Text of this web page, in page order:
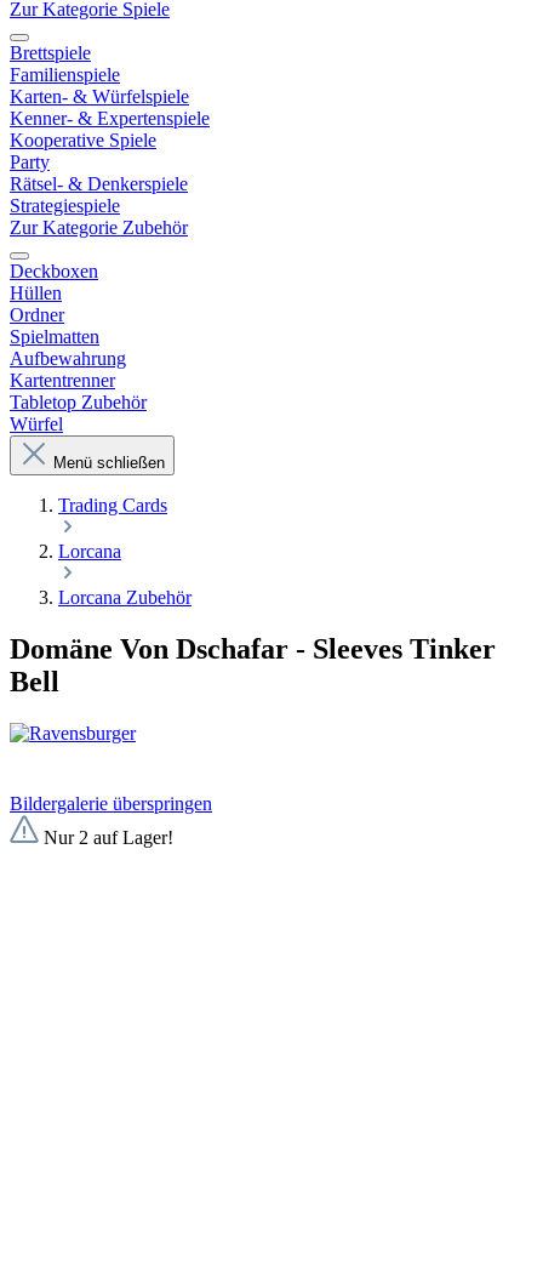
Zur Kategorie Spiele
Brettspiele
Familienspiele
Karten- & Würfelspiele
Kenner- & Expertenspiele
Kooperative Spiele
Party
Rätsel- & Denkerspiele
Strategiespiele
Zur Kategorie Zubehör
Deckboxen
Hüllen
Ordner
Spielmatten
Aufbewahrung
Kartentrenner
Tabletop Zubehör
Würfel
Menü schließen
Trading Cards
Lorcana
Lorcana Zubehör
Domäne Von Dschafar - Sleeves Tinker
Bell
Bildergalerie überspringen
Nur 2 auf Lager!